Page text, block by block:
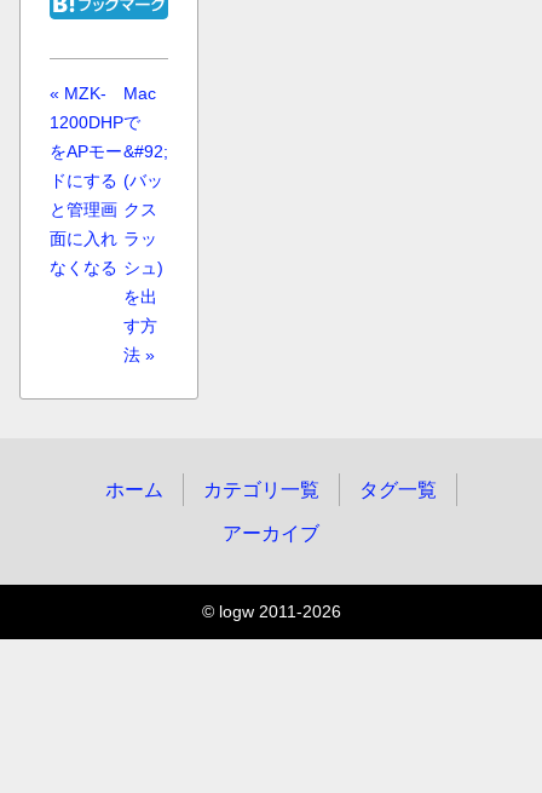
« MZK-
1200DHP
をAPモー
ドにする
と管理画
面に入れ
なくなる
Mac
で
&#92;
(バッ
クス
ラッ
シュ)
を出
す方
法 »
ホーム カテゴリ一覧 タグ一覧
アーカイブ
© logw 2011-2026